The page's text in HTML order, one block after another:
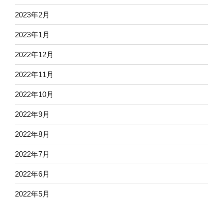
2023年2月
2023年1月
2022年12月
2022年11月
2022年10月
2022年9月
2022年8月
2022年7月
2022年6月
2022年5月